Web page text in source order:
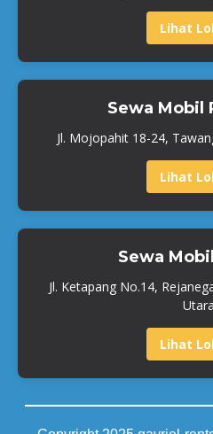
Lihat
Sewa Mobil
Jl. Mojopahit 18-24,
Lihat
Sewa
Jl. Ketapang No.14,
Utara
Lihat